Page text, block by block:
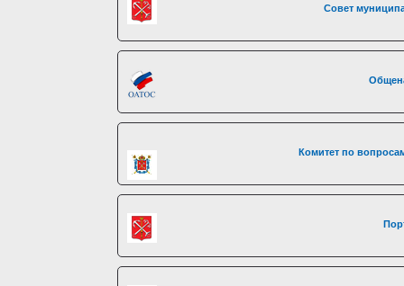
Совет
Комитет по